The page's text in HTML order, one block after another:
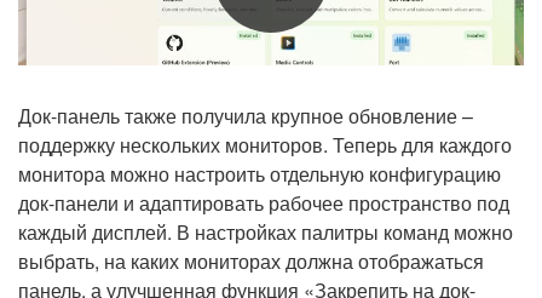
Док-панель также получила крупное обновление –
поддержку нескольких мониторов. Теперь для каждого
монитора можно настроить отдельную конфигурацию
док-панели и адаптировать рабочее пространство под
каждый дисплей. В настройках палитры команд можно
выбрать, на каких мониторах должна отображаться
панель, а улучшенная функция «Закрепить на док-